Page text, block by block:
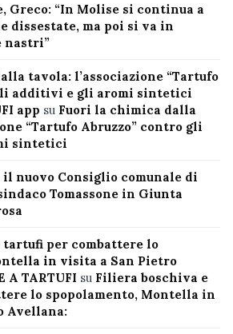
Greco: “In Molise si continua a
dissestate, ma poi si va in
nastri”
tavola: l’associazione “Tartufo
additivi e gli aromi sintetici
app su Fuori la chimica dalla
“Tartufo Abruzzo” contro gli
sintetici
nuovo Consiglio comunale di
Tomassone in Giunta
per combattere lo
in visita a San Pietro
A TARTUFI su Filiera boschiva e
lo spopolamento, Montella in
Avellana: